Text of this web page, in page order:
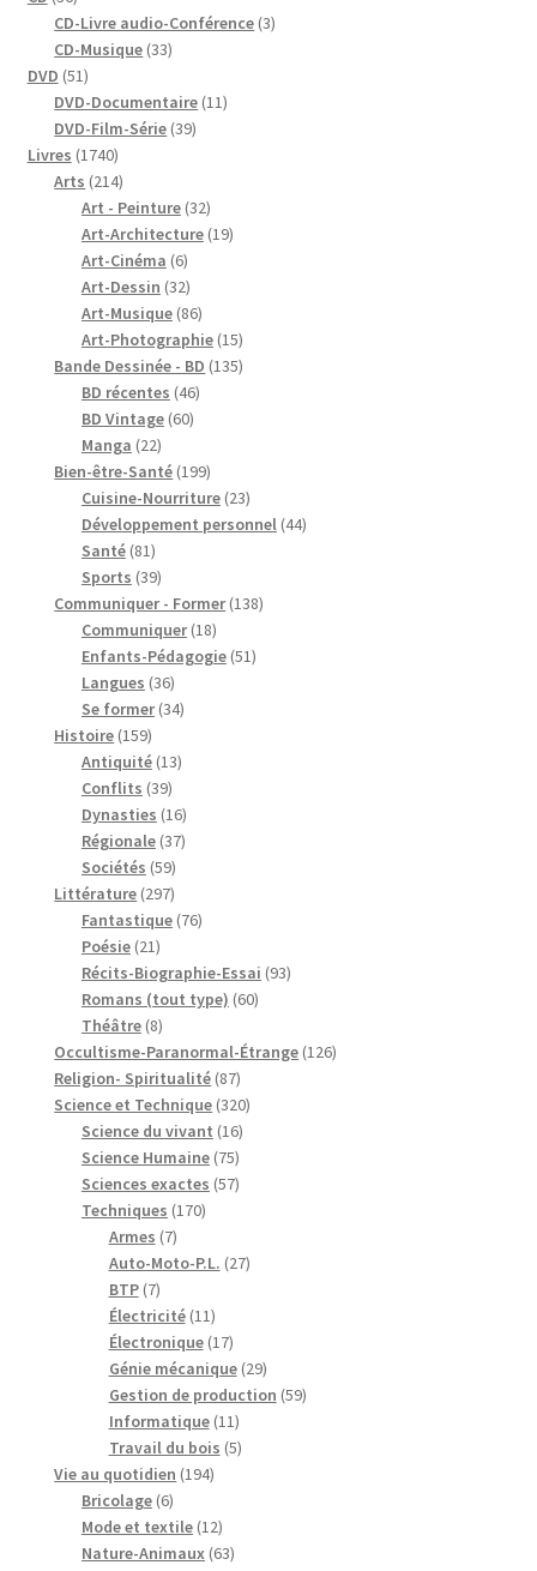
produits
CD-Livre audio-Conférence 33
CD-Musique 3333
DVD 5151
produits
DVD-Documentaire 1111
DVD-Film-Série 3939
Livres 17401740
produits
Arts 214214
produits
Art - Peinture 3232
produits
Art-Architecture 1919
Art-Cinéma 66
produits
Art-Dessin 3232
produits
Art-Musique 8686
produits
Art-Photographie 1515
produits
Bande Dessinée - BD 135135
BD récentes 4646
BD Vintage 6060
Manga 2222
produits
Bien-être-Santé 199199
produits
Cuisine-Nourriture 2323
produits
Développement personnel 4444
Santé 8181
produits
Sports 3939
produits
Communiquer - Former 138138
Communiquer 1818
produits
Enfants-Pédagogie 5151
Langues 3636
produits
Se former 3434
Histoire 159159
produits
Antiquité 1313
Conflits 3939
produits
Dynasties 1616
produits
Régionale 3737
Sociétés 5959
produits
Littérature 297297
produits
Fantastique 7676
Poésie 2121
produits
Récits-Biographie-Essai 9393
Romans (tout type) 6060
Théâtre 88
produits
Occultisme-Paranormal-Étrange 126126
Religion- Spiritualité 8787
produits
Science et Technique 320320
Science du vivant 1616
produits
Science Humaine 7575
produits
Sciences exactes 5757
Techniques 170170
Armes 77
produits
Auto-Moto-P.L. 2727
BTP 77
produits
Électricité 1111
produits
Électronique 1717
produits
Génie mécanique 2929
produits
Gestion de production 5959
Informatique 1111
produits
Travail du bois 55
Vie au quotidien 194194
Bricolage 66
produits
Mode et textile 1212
produits
Nature-Animaux 6363